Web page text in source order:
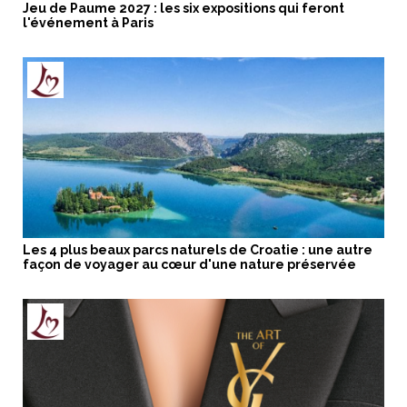
Jeu de Paume 2027 : les six expositions qui feront
l'événement à Paris
Les 4 plus beaux parcs naturels de Croatie : une autre
façon de voyager au cœur d'une nature préservée